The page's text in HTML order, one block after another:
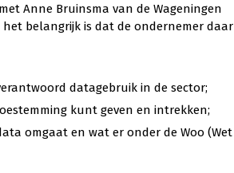
Anne Bruinsma van de Wageningen
belangrijk is dat de ondernemer daar
datagebruik in de sector;
kunt geven en intrekken;
omgaat en wat er onder de Woo (Wet